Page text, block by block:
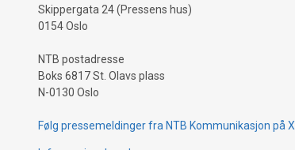
Skippergata 24 (Pressens hus)
0154 Oslo
NTB postadresse
Boks 6817 St. Olavs plass
N-0130 Oslo
Følg pressemeldinger fra NTB Kommunikasjon på X